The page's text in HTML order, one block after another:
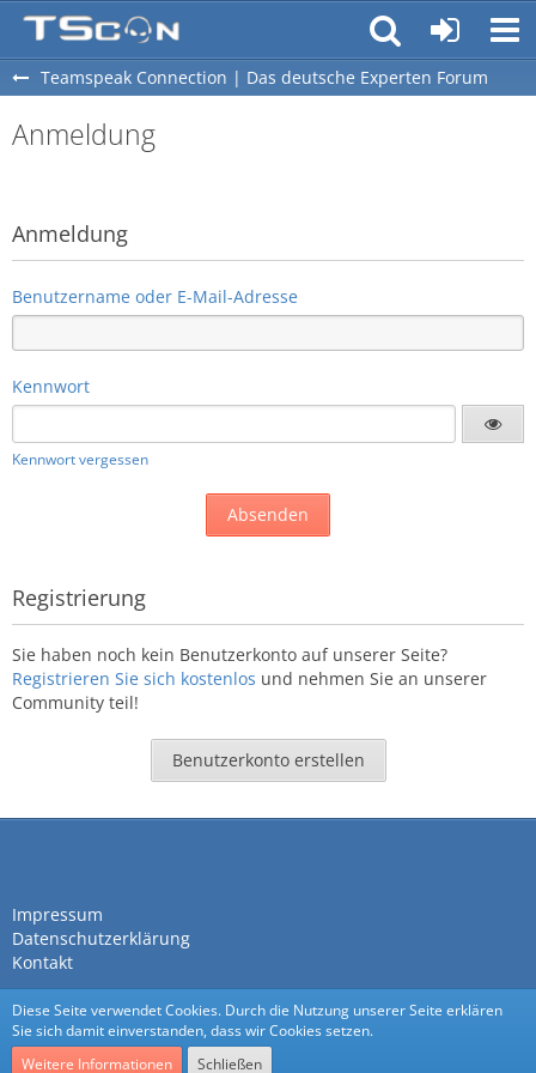
Teamspeak Connection | Das deutsche Experten Forum
Anmeldung
Anmeldung
Benutzername oder E-Mail-Adresse
Kennwort
Kennwort vergessen
Registrierung
Sie haben noch kein Benutzerkonto auf unserer Seite?
Registrieren Sie sich kostenlos und nehmen Sie an unserer
Community teil!
Benutzerkonto erstellen
Impressum
Datenschutzerklärung
Kontakt
Diese Seite verwendet Cookies. Durch die Nutzung unserer Seite erklären
Sie sich damit einverstanden, dass wir Cookies setzen.
Weitere Informationen
Schließen